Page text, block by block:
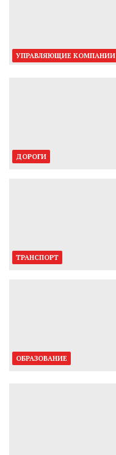
УПРАВЛЯЮЩИЕ КОМПАНИИ
ДОРОГИ
ТРАНСПОРТ
ОБРАЗОВАНИЕ